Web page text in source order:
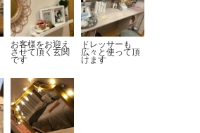
お客様をお迎え
させて頂く玄関
です
ドレッサーも
広々と使って頂
けます